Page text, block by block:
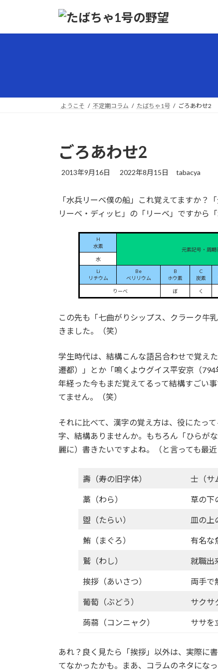
ようこそ 不定期コラム たばちゃ1号 ごろあわせ2
ごろあわせ2
2013年9月16日
最
新
日
:
2022年8月15日 tabacya
「水兵リーベ僕の船」これ覚えてますか？
リーベ・ディッヒ」の「リーベ」ですから
H
水素
元素記号・周期
水
Li
リチウム
Be
ベリリウム
B
ホウ素
C
炭素
りーべ ぼ く
この先も「七曲がりシップス、クラーク牛
きました。（笑）
学生時代は、結構こんな語呂合わせで覚え
遷都）」とか「鳴くよウグイス平安京（
年経った今もまだ覚えてるって結構すごい
てません。（笑）
それに比べて、漢字の覚え方は、役にたっ
字、結構ありませんか。もちろん「ひらが
麗に）書きたいですよね。（と言っても最
壽（寿の旧字体） 士（サ
藁（わら） 草の下
盥（たらい） 皿の上
鮪（まぐろ） 有名な
鷲（わし） 就職出
挨拶（あいさつ） 両手で
葡萄（ぶどう） サクサ
蒟蒻（コンニャク） ササを
あれ？良く見たら「挨拶」以外は、実際に
てなかったかも。まあ、コラムのネタにな